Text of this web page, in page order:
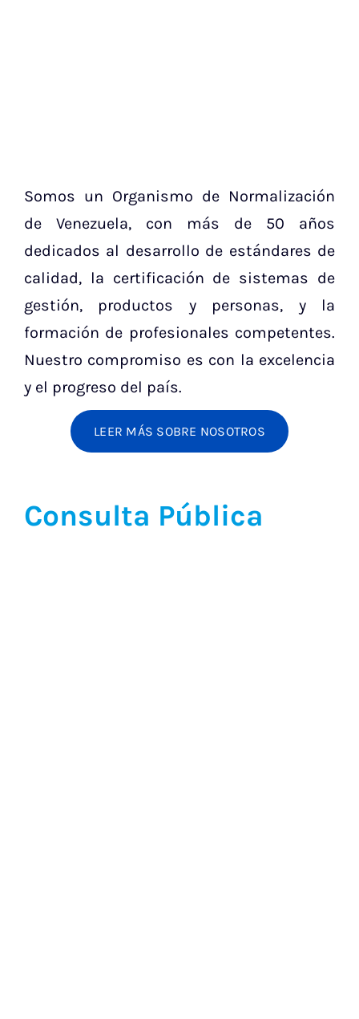
Somos un Organismo de Normalización
de Venezuela, con más de 50 años
dedicados al desarrollo de estándares de
calidad, la certificación de sistemas de
gestión, productos y personas, y la
formación de profesionales competentes.
Nuestro compromiso es con la excelencia
y el progreso del país.
LEER MÁS SOBRE NOSOTROS
Consulta Pública